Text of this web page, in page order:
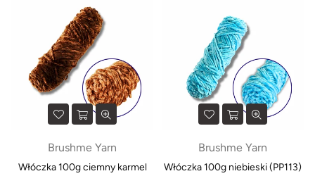
STRONA TYMCZASOWO WSTRZYMUJE
SWOJĄ DZIAŁALNOŚĆ W CELU
ULEPSZENIA NASZEGO SERWISU🧡
W tej chwili nie można złożyć zamówienia, ale
pracujemy nad tym, aby powrócić jeszcze lepsi
dla Państwa.
Kontakt: support@brushme.pl
×
Brushme Yarn
Włóczka 100g ciemny karmel
Brushme Yarn
Włóczka 100g niebieski (PP113)